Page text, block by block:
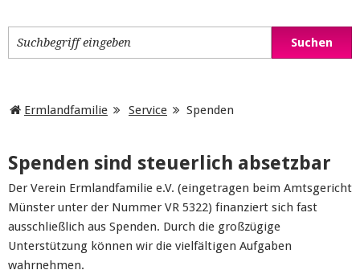
Ermlandfamilie Service Spenden
Spenden sind steuerlich absetzbar
Der Verein Ermlandfamilie e.V. (eingetragen beim Amtsgericht
Münster unter der Nummer VR 5322) finanziert sich fast
ausschließlich aus Spenden. Durch die großzügige
Unterstützung können wir die vielfältigen Aufgaben
wahrnehmen.